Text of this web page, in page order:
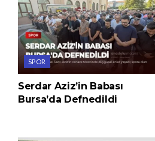
SPOR
Serdar Aziz’in Babası
Bursa’da Defnedildi